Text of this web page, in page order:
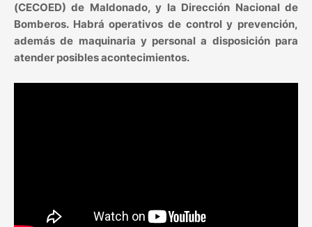
(CECOED) de Maldonado, y la Dirección Nacional de
Bomberos. Habrá operativos de control y prevención,
además de maquinaria y personal a disposición para
atender posibles acontecimientos.